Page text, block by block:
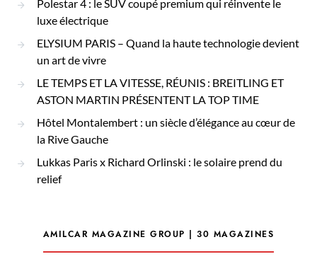
Polestar 4 : le SUV coupé premium qui réinvente le
luxe électrique
ELYSIUM PARIS – Quand la haute technologie devient
un art de vivre
LE TEMPS ET LA VITESSE, RÉUNIS : BREITLING ET
ASTON MARTIN PRÉSENTENT LA TOP TIME
Hôtel Montalembert : un siècle d’élégance au cœur de
la Rive Gauche
Lukkas Paris x Richard Orlinski : le solaire prend du
relief
AMILCAR MAGAZINE GROUP | 30 MAGAZINES